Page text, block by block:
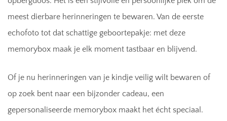
meest dierbare herinneringen te bewaren. Van de eerste
echofoto tot dat schattige geboortepakje: met deze
memorybox maak je elk moment tastbaar en blijvend.
Of je nu herinneringen van je kindje veilig wilt bewaren of
op zoek bent naar een bijzonder cadeau, een
gepersonaliseerde memorybox maakt het écht speciaal.